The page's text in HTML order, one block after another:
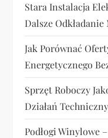
Stara Instalacja
Dalsze Odkładanie
Jak Porównać
Energetycznego
Sprzęt Roboczy
Działań
Podłogi Winylowe